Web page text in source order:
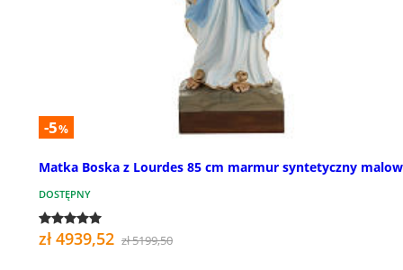
-5%
Matka Boska z Lourdes 85 cm marmur syntetyczny
DOSTĘPNY
zł 4939,52 zł 5199,50